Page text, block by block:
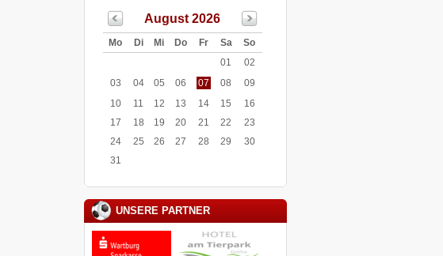
August 2026
Mo Di Mi Do Fr Sa
So
01
02
03
04 05 06 07 08
09
10
11 12 13 14 15
16
17
18 19 20 21 22
23
24
25 26 27 28 29
30
31
UNSERE PARTNER